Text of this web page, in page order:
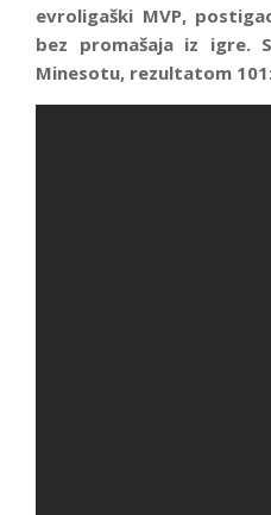
evroligaški MVP,
bez promašaja iz igre.
Minesotu, rezultatom